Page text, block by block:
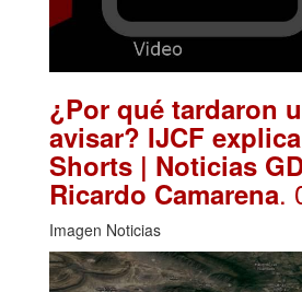
¿Por qué tardaron
avisar? IJCF
Shorts | Noticias
Ricardo Camarena.
Imagen Noticias